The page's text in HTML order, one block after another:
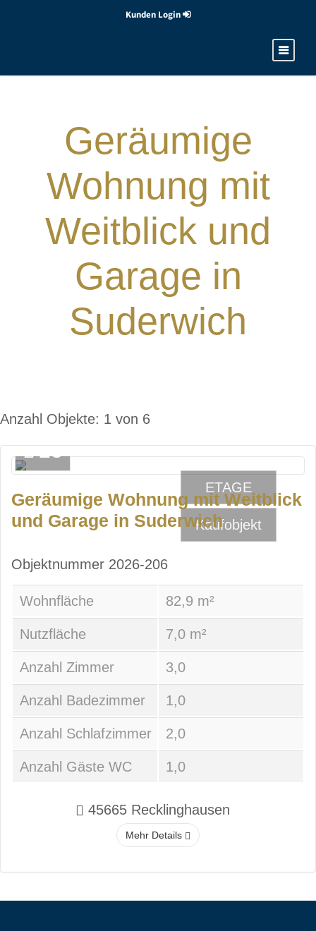
Kunden Login
Geräumige
Wohnung mit
Weitblick und
Garage in
Suderwich
Anzahl Objekte: 1 von 6
28
ETAGE
Kaufobjekt
Geräumige Wohnung mit Weitblick
und Garage in Suderwich
Objektnummer 2026-206
Wohnfläche 82,9 m²
Nutzfläche 7,0 m²
Anzahl Zimmer 3,0
Anzahl Badezimmer 1,0
Anzahl Schlafzimmer 2,0
Anzahl Gäste WC 1,0
45665 Recklinghausen
Mehr Details